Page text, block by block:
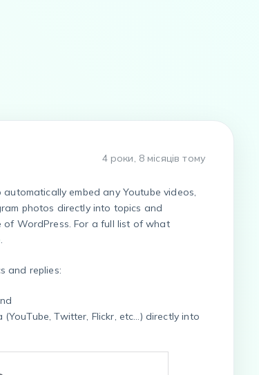
4 роки, 8 місяців тому
embed any Youtube videos,
photos directly into topics and
of WordPress. For a full list of what
.
and replies:
(YouTube, Twitter, Flickr, etc…) directly into